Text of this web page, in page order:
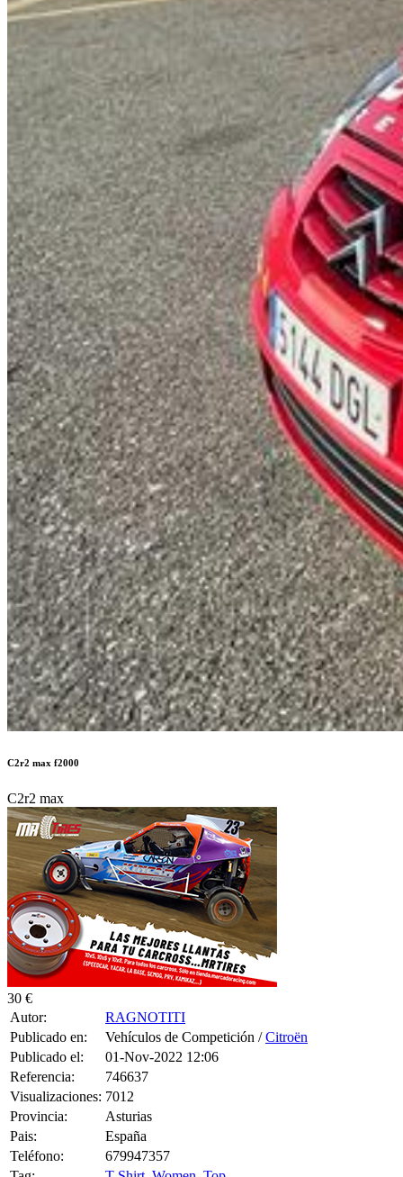
30 €
Autor:
Publicado en:
Vehículos de Competición /
Publicado el:
01-Nov-2022 12:06
Referencia:
746637
Visualizaciones:
7012
Provincia:
Asturias
Pais:
España
Teléfono:
679947357
Tag:
T-Shirt,Women